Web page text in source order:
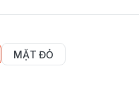
MẶT ĐỎ